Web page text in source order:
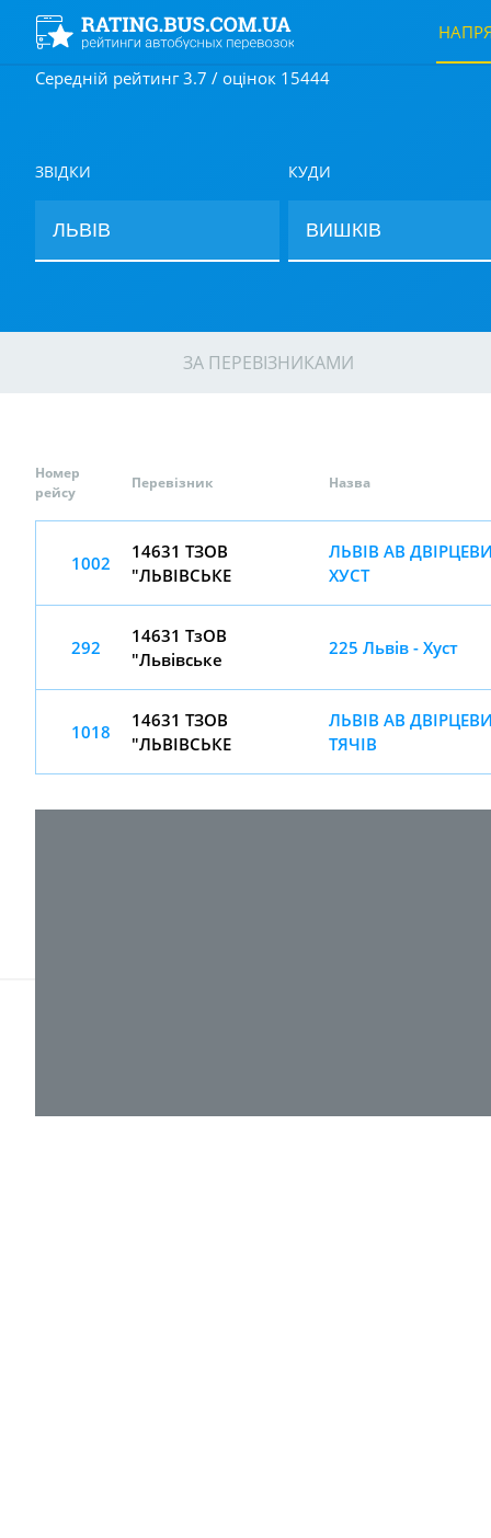
Середній рейтинг 3.7 / оцінок 15444
ЗВІДКИ КУДИ
ЗА ПЕРЕВІЗНИКАМИ
Номер
рейсу
Перевізник Назва
1002
14631 ТЗОВ
"ЛЬВІВСЬКЕ
ЛЬВІВ АВ
ХУСТ
292
14631 ТзОВ
"Львівське
225 Львів - Хуст
1018
14631 ТЗОВ
"ЛЬВІВСЬКЕ
ЛЬВІВ АВ
ТЯЧІВ